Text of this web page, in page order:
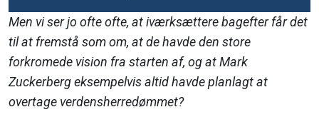
Men vi ser jo ofte ofte, at iværksættere bagefter får det
til at fremstå som om, at de havde den store
forkromede vision fra starten af, og at Mark
Zuckerberg eksempelvis altid havde planlagt at
overtage verdensherredømmet?